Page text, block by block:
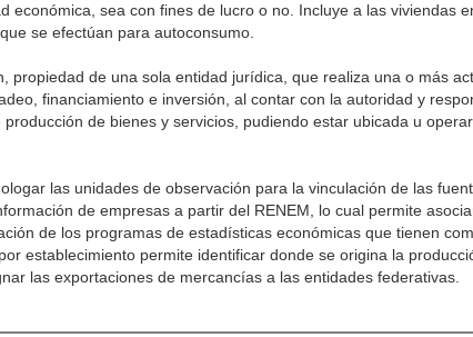
económica, sea con fines de lucro o no. Incluye a las viviendas
se efectúan para autoconsumo.
propiedad de una sola entidad jurídica, que realiza una o más
financiamiento e inversión, al contar con la autoridad y
de bienes y servicios, pudiendo estar ubicada u
las unidades de observación para la vinculación de las
de empresas a partir del RENEM, lo cual permite
de los programas de estadísticas económicas que tienen
establecimiento permite identificar donde se origina la
las exportaciones de mercancías a las entidades federativas.